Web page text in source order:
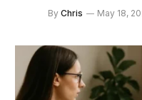
By Chris May 18,